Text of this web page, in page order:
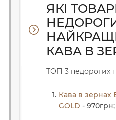
ЯКІ
НАЙКРАЩІ
КАВА В
ТОП 3 недорогих
Кава в зернах
GOLD - 970грн;